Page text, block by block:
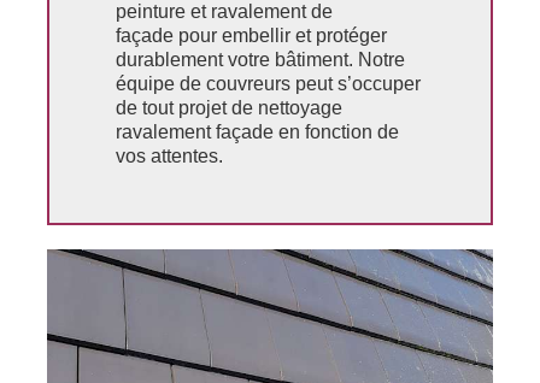
peinture et ravalement de
façade pour embellir et protéger
durablement votre bâtiment. Notre
équipe de couvreurs peut s’occuper
de tout projet de nettoyage
ravalement façade en fonction de
vos attentes.